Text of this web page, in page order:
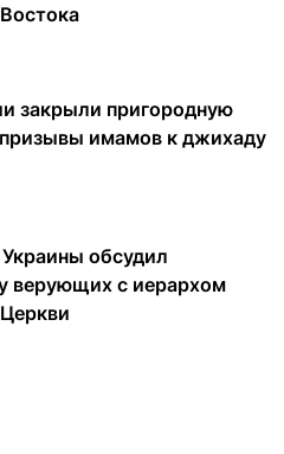
закрыли пригородную
призывы имамов к джихаду
Украины обсудил
верующих с иерархом